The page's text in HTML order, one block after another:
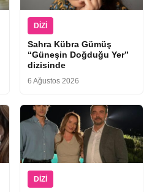
DIZI
Sahra Kübra Gümüş
“Güneşin Doğduğu Yer”
dizisinde
6 Ağustos 2026
DIZI